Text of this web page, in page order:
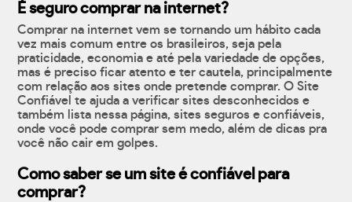
É seguro comprar na internet?
Comprar na internet vem se tornando um hábito cada
vez mais comum entre os brasileiros, seja pela
praticidade, economia e até pela variedade de opções,
mas é preciso ficar atento e ter cautela, principalmente
com relação aos sites onde pretende comprar. O Site
Confiável te ajuda a verificar sites desconhecidos e
também lista nessa página, sites seguros e confiáveis,
onde você pode comprar sem medo, além de dicas pra
você não cair em golpes.
Como saber se um site é confiável para
comprar?